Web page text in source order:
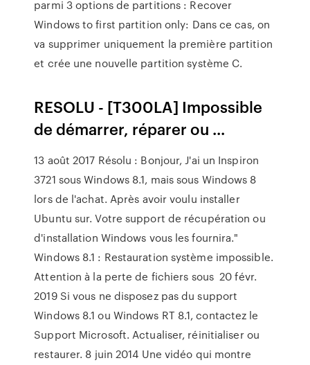
parmi 3 options de partitions : Recover
Windows to first partition only: Dans ce cas, on
va supprimer uniquement la première partition
et crée une nouvelle partition système C.
RESOLU - [T300LA] Impossible
de démarrer, réparer ou ...
13 août 2017 Résolu : Bonjour, J'ai un Inspiron
3721 sous Windows 8.1, mais sous Windows 8
lors de l'achat. Après avoir voulu installer
Ubuntu sur. Votre support de récupération ou
d'installation Windows vous les fournira."
Windows 8.1 : Restauration système impossible.
Attention à la perte de fichiers sous 20 févr.
2019 Si vous ne disposez pas du support
Windows 8.1 ou Windows RT 8.1, contactez le
Support Microsoft. Actualiser, réinitialiser ou
restaurer. 8 juin 2014 Une vidéo qui montre